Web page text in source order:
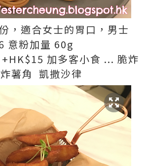
，適合女士的胃口，男士
意粉加量 60g
加多客小食 ... 脆炸
薯角 凱撒沙律